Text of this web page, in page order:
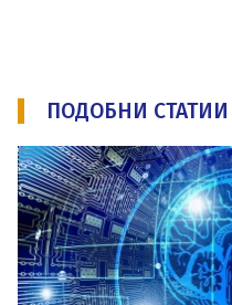
ПОДОБНИ СТАТИИ